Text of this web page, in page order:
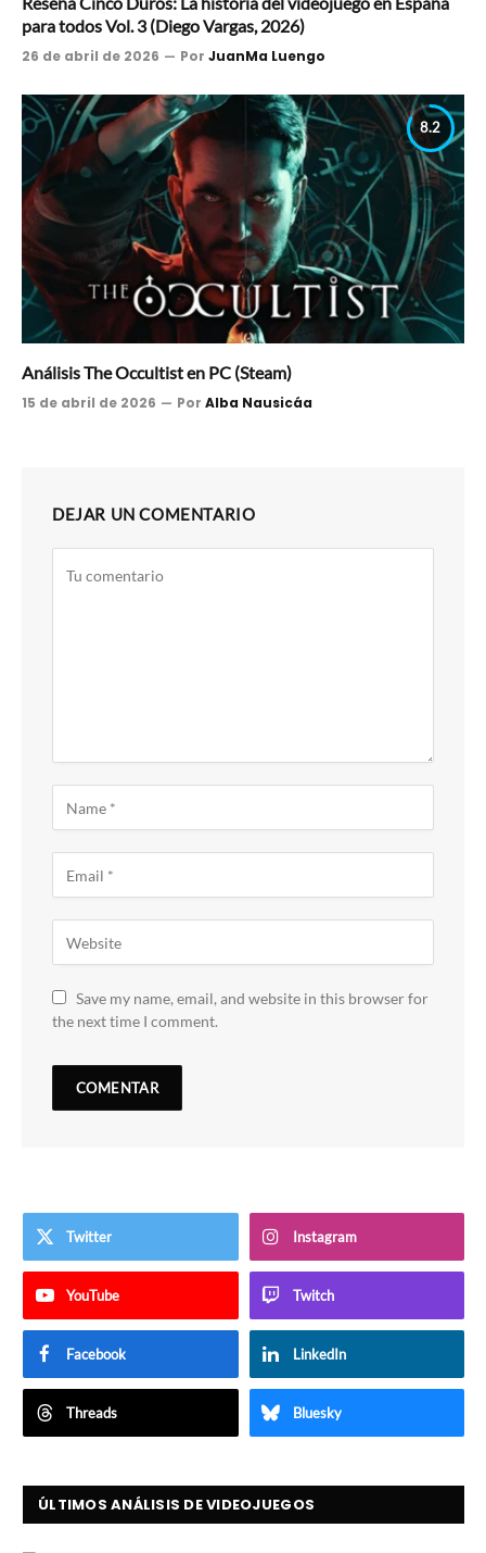
para todos Vol. 3 (Diego Vargas, 2026)
26 de abril de 2026 Por JuanMa Luengo
8.2
Análisis The Occultist en PC (Steam)
15 de abril de 2026 Por Alba Nausicáa
DEJAR UN COMENTARIO
Save my name, email, and website in this browser for
the next time I comment.
Twitter Instagram
YouTube Twitch
Facebook LinkedIn
Threads Bluesky
ÚLTIMOS ANÁLISIS DE VIDEOJUEGOS